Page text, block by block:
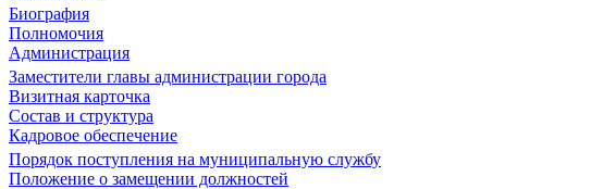
Биография
Полномочия
Администрация
Заместители главы администрации города
Визитная карточка
Состав и структура
Кадровое обеспечение
Порядок поступления на муниципальную службу
Положение о замещении должностей